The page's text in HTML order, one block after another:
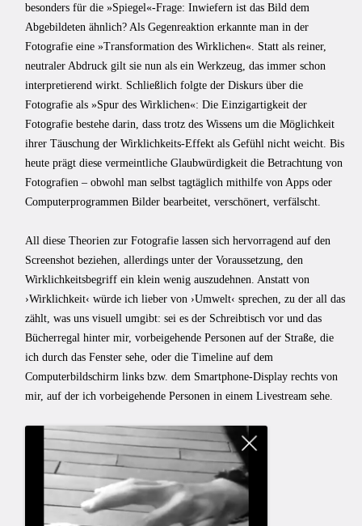
besonders für die »Spiegel«-Frage: Inwiefern ist das Bild dem
Abgebildeten ähnlich? Als Gegenreaktion erkannte man in der
Fotografie eine »Transformation des Wirklichen«. Statt als reiner,
neutraler Abdruck gilt sie nun als ein Werkzeug, das immer schon
interpretierend wirkt. Schließlich folgte der Diskurs über die
Fotografie als »Spur des Wirklichen«: Die Einzigartigkeit der
Fotografie bestehe darin, dass trotz des Wissens um die Möglichkeit
ihrer Täuschung der Wirklichkeits-Effekt als Gefühl nicht weicht. Bis
heute prägt diese vermeintliche Glaubwürdigkeit die Betrachtung von
Fotografien – obwohl man selbst tagtäglich mithilfe von Apps oder
Computerprogrammen Bilder bearbeitet, verschönert, verfälscht.
All diese Theorien zur Fotografie lassen sich hervorragend auf den
Screenshot beziehen, allerdings unter der Voraussetzung, den
Wirklichkeitsbegriff ein klein wenig auszudehnen. Anstatt von
›Wirklichkeit‹ würde ich lieber von ›Umwelt‹ sprechen, zu der all das
zählt, was uns visuell umgibt: sei es der Schreibtisch vor und das
Bücherregal hinter mir, vorbeigehende Personen auf der Straße, die
ich durch das Fenster sehe, oder die Timeline auf dem
Computerbildschirm links bzw. dem Smartphone-Display rechts von
mir, auf der ich vorbeigehende Personen in einem Livestream sehe.